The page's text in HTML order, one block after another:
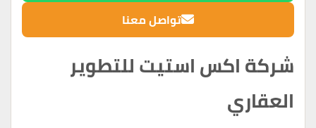
تواصل معنا
شركة اكس استيت للتطوير
العقاري